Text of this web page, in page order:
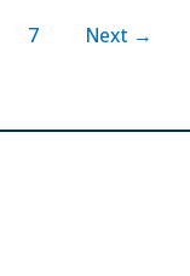
7 Next →